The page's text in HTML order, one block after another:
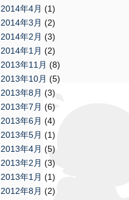
2014年4月 (1)
2014年3月 (2)
2014年2月 (3)
2014年1月 (2)
2013年11月 (8)
2013年10月 (5)
2013年8月 (3)
2013年7月 (6)
2013年6月 (4)
2013年5月 (1)
2013年4月 (5)
2013年2月 (3)
2013年1月 (1)
2012年8月 (2)